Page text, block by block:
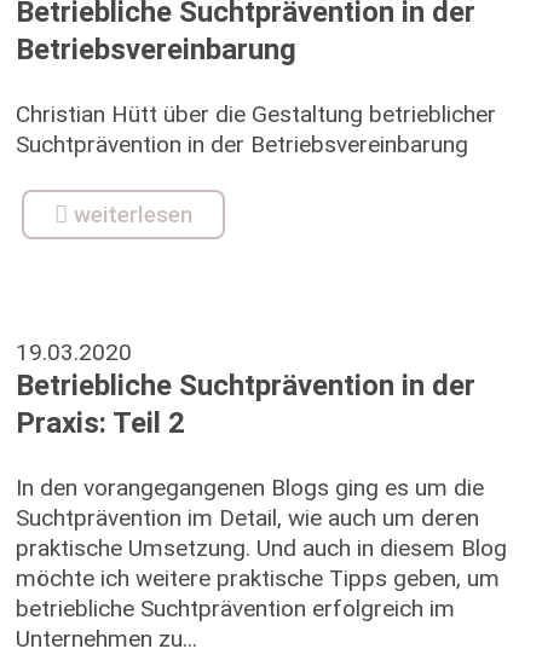
Betriebliche Suchtprävention in der
Betriebsvereinbarung
Christian Hütt über die Gestaltung betrieblicher
Suchtprävention in der Betriebsvereinbarung
weiterlesen
19.03.2020
Betriebliche Suchtprävention in der
Praxis: Teil 2
In den vorangegangenen Blogs ging es um die
Suchtprävention im Detail, wie auch um deren
praktische Umsetzung. Und auch in diesem Blog
möchte ich weitere praktische Tipps geben, um
betriebliche Suchtprävention erfolgreich im
Unternehmen zu...